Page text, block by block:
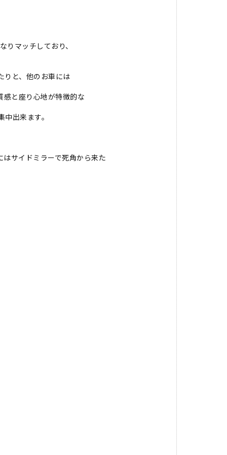
りマッチしており、
りと、他のお車には
と座り心地が特徴的な
出来ます。
サイドミラーで死角から来た